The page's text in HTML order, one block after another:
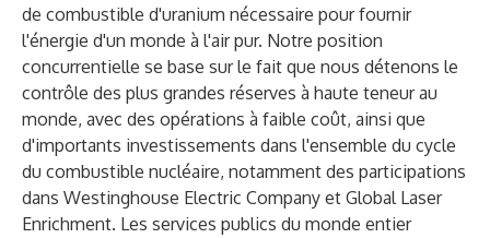
de combustible d'uranium nécessaire pour fournir
l'énergie d'un monde à l'air pur. Notre position
concurrentielle se base sur le fait que nous détenons le
contrôle des plus grandes réserves à haute teneur au
monde, avec des opérations à faible coût, ainsi que
d'importants investissements dans l'ensemble du cycle
du combustible nucléaire, notamment des participations
dans Westinghouse Electric Company et Global Laser
Enrichment. Les services publics du monde entier